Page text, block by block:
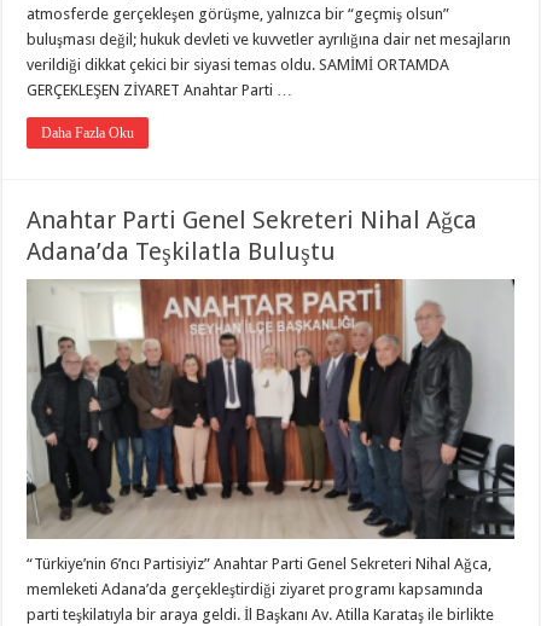
atmosferde gerçekleşen görüşme, yalnızca bir “geçmiş olsun”
buluşması değil; hukuk devleti ve kuvvetler ayrılığına dair net mesajların
verildiği dikkat çekici bir siyasi temas oldu. SAMİMİ ORTAMDA
GERÇEKLEŞEN ZİYARET Anahtar Parti …
Daha Fazla Oku
Anahtar Parti Genel Sekreteri Nihal Ağca
Adana’da Teşkilatla Buluştu
“Türkiye’nin 6’ncı Partisiyiz” Anahtar Parti Genel Sekreteri Nihal Ağca,
memleketi Adana’da gerçekleştirdiği ziyaret programı kapsamında
parti teşkilatıyla bir araya geldi. İl Başkanı Av. Atilla Karataş ile birlikte